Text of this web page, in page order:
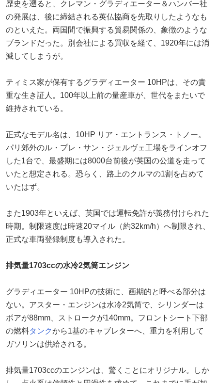
歴史を遡ると、クレマン・グラディエーター＆ハンバー社
の発展は、後に締結される英仏協商を先取りしたようなも
のといえた。両国間で振興する貿易関係の、象徴のような
ブランドだった。別会社による買収を経て、1920年には消
滅してしまうが。
ティミス家が保有するグラディエーター 10HPは、その貴
重な生き証人。100年以上前の量産車が、世代をまたいで
維持されている。
正式なモデル名は、10HP リア・エントランス・トノー。
パリ郊外のル・プレ・サン・ジェルヴェ工場をラインオフ
した1台で、最盛期には8000台前後が英国の公道を走って
いたと想定される。恐らく、路上のクルマの1割を占めて
いたはず。
また1903年といえば、英国では運転免許が義務付けられた
時期。制限速度は時速20マイル（約32km/h）へ制限され、
正式な車両登録制度も導入された。
排気量1703ccの水冷2気筒エンジン
グラディエーター 10HPの技術に、画期的と呼べる部分は
ない。アスター・エンジンは水冷2気筒で、シリンダーは
ボアが88mm、ストロークが140mm。フロントシート下部
の燃料タンクから1基のキャブレターへ、重力を利用して
ガソリンは供給される。
排気量1703ccのエンジンは、驚くことにオリジナル。しか